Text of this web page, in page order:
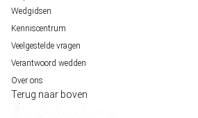
Wedgidsen
Kenniscentrum
Veelgestelde vragen
Verantwoord wedden
Over ons
Terug naar boven